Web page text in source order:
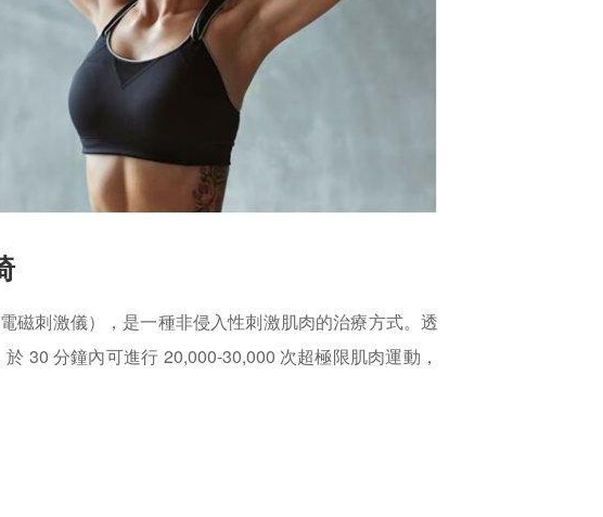
磁刺激儀），是一種非侵入性刺激肌肉的治療方式。透
30 分鐘內可進行 20,000-30,000 次超極限肌肉運動，